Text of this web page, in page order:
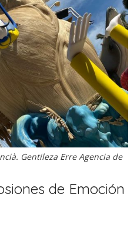
Gentileza Erre Agencia de
de Emoción